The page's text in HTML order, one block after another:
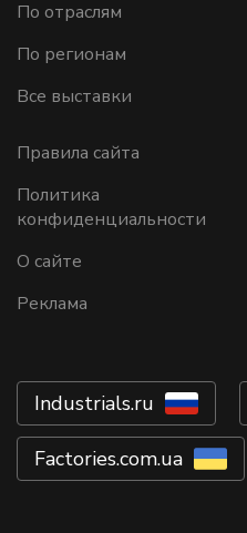
По отраслям
По регионам
Все выставки
Правила сайта
Политика
конфиденциальности
О сайте
Реклама
Industrials.ru
Factories.com.ua